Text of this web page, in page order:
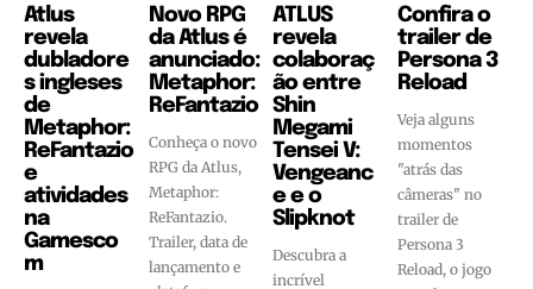
Atlus
revela
dubladore
s ingleses
de
Metaphor:
ReFantazio
e
atividades
na
Gamesco
m
Novo RPG
da Atlus é
anunciado:
Metaphor:
ReFantazio
Conheça o novo
RPG da Atlus,
Metaphor:
ReFantazio.
Trailer, data de
lançamento e
ATLUS
revela
colaboraç
ão entre
Shin
Megami
Tensei V:
Vengeanc
e e o
Slipknot
Descubra a
incrível
Confira o
trailer de
Persona 3
Reload
Veja alguns
momentos
"atrás das
câmeras" no
trailer de
Persona 3
Reload, o jogo